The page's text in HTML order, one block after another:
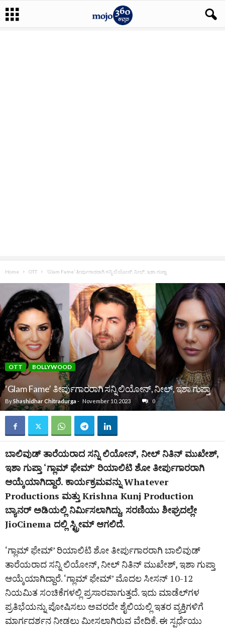
Home OTT ‘Glam Fame’ ತೀರ್ಪುಗಾರರಾಗಿ ಸನ್ನಿ ಲಿಯೋನ್, ನೀಲ್, ಇಶಾ ಗುಪ್ತಾ
OTT BOLLYWOOD
‘Glam Fame’ ತೀರ್ಪುಗಾರರಾಗಿ ಸನ್ನಿ ಲಿಯೋನ್, ನೀಲ್, ಇಶಾ ಗುಪ್ತಾ
ByShashidhar Chitradurga- November 10, 2023 0
ಬಾಲಿವುಡ್‌ ತಾರೆಯರಾದ ಸನ್ನಿ ಲಿಯೋನ್‌, ನೀಲ್‌ ನಿತಿನ್‌ ಮುಖೇಶ್‌,
ಇಶಾ ಗುಪ್ತಾ ‘ಗ್ಲಾಮ್‌ ಫೇಮ್‌’ ರಿಯಾಲಿಟಿ ಶೋ ತೀರ್ಪುಗಾರರಾಗಿ
ಆಯ್ಕೆಯಾಗಿದ್ದಾರೆ. ಕಾರ್ಯಕ್ರಮವನ್ನು Whatever
Productions ಮತ್ತು Krishna Kunj Production
ಬ್ಯಾನರ್‌ ಅಡಿಯಲ್ಲಿ ನಿರ್ಮಿಸಲಾಗಿದ್ದು, ಸರಣಿಯು ಶೀಘ್ರದಲ್ಲೇ
JioCinema ದಲ್ಲಿ ಸ್ಟ್ರೀಮ್‌ ಆಗಲಿದೆ.
‘ಗ್ಲಾಮ್‌ ಫೇಮ್‌’ ರಿಯಾಲಿಟಿ ಶೋ ತೀರ್ಪುಗಾರರಾಗಿ ಬಾಲಿವುಡ್‌
ತಾರೆಯರಾದ ಸನ್ನಿ ಲಿಯೋನ್‌, ನೀಲ್‌ ನಿತಿನ್‌ ಮುಖೇಶ್‌, ಇಶಾ ಗುಪ್ತಾ
ಆಯ್ಕೆಯಾಗಿದ್ದಾರೆ. ‘ಗ್ಲಾಮ್ ಫೇಮ್’ ಮೊದಲ ಸೀಸನ್ 10-12
ನಿಯಮಿತ ಸಂಚಿಕೆಗಳಲ್ಲಿ ಪ್ರಸಾರವಾಗುತ್ತದೆ. ಇದು ಮಾಡೆಲ್‌ಗಳ
ಪ್ರತಿಭೆಯನ್ನು ಪೋಷಿಸಲು ಅವರದೇ ಶೈಲಿಯಲ್ಲಿ ಇತರ ವ್ಯಕ್ತಿಗಳಿಗೆ
ಮಾರ್ಗದರ್ಶನ ನೀಡಲು ಮೀಸಲಾಗಿರುವ ವೇದಿಕೆ. ಈ ಸ್ಪರ್ಧೆಯು